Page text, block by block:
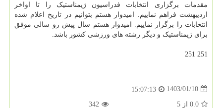
مقدمات برگزاری انتخابات فدراسیون ژیمناستیک را تا اواخر
اردیبهشت فراهم نماییم. امیدوار هستم بتوانیم در تاریخ اعلام شده
انتخابات را برگزار نماییم. امیدوار هستم سال پیش رو سالی موفق
برای ژیمناستیک و دیگر رشته های ورزشی کشور باشد.
251 251
1403/01/10
15:07:13
0.0 از 5
342